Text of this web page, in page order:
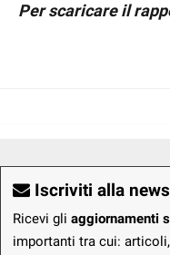
Per scaricare il
Iscriviti alla
Ricevi gli aggiornamenti
importanti tra cui: